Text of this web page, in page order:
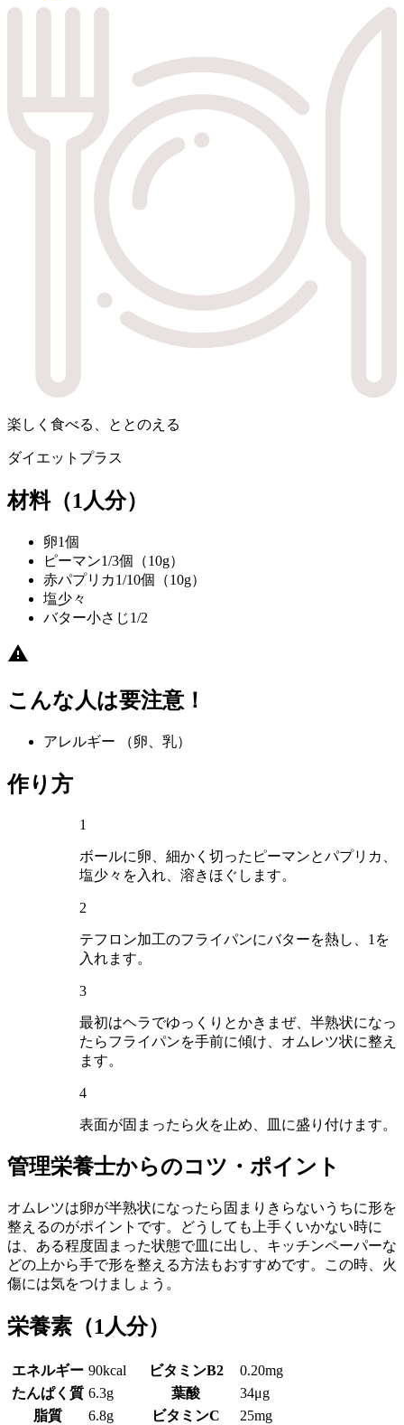
楽しく食べる、ととのえる
ダイエットプラス
材料（1人分）
卵1個
ピーマン1/3個（10g）
赤パプリカ1/10個（10g）
塩少々
バター小さじ1/2
こんな人は要注意！
アレルギー （卵、乳）
作り方
1
ボールに卵、細かく切ったピーマンとパプリカ、
塩少々を入れ、溶きほぐします。
2
テフロン加工のフライパンにバターを熱し、1を
入れます。
3
最初はヘラでゆっくりとかきまぜ、半熟状になっ
たらフライパンを手前に傾け、オムレツ状に整え
ます。
4
表面が固まったら火を止め、皿に盛り付けます。
管理栄養士からのコツ・ポイント
オムレツは卵が半熟状になったら固まりきらないうちに形を
整えるのがポイントです。どうしても上手くいかない時に
は、ある程度固まった状態で皿に出し、キッチンペーパーな
どの上から手で形を整える方法もおすすめです。この時、火
傷には気をつけましょう。
栄養素 （1人分）
エネルギー 90kcal ビタミンB2
0.20mg
たんぱく質 6.3g 葉酸
34μg
脂質
6.8g ビタミンC 25mg